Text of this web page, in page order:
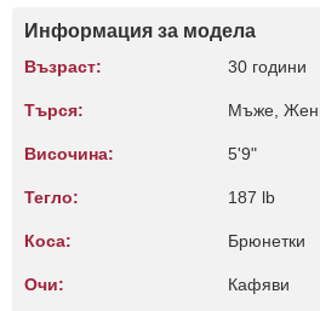
Информация за модела
Възраст: 30 години
Търся: Мъже,
Височина: 5'9"
Тегло: 187 lb
Коса: Брюнетки
Очи: Кафяви